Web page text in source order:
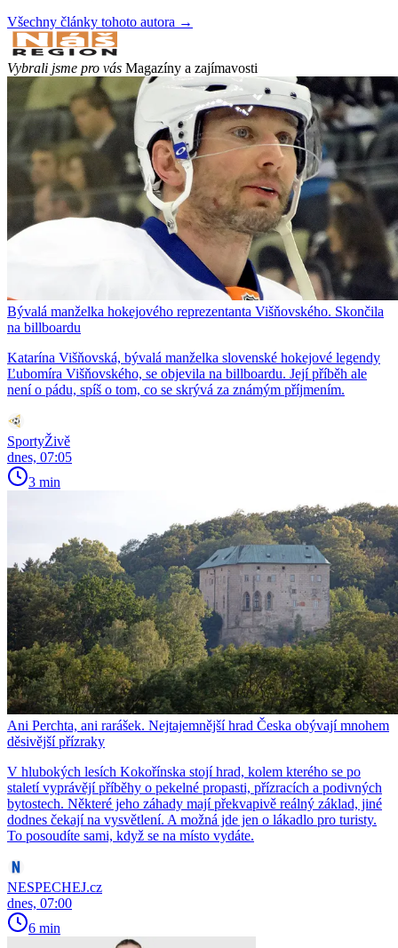
Všechny články tohoto autora →
Vybrali jsme pro vás Magazíny a zajímavosti
Bývalá manželka hokejového reprezentanta Višňovského. Skončila
na billboardu
Katarína Višňovská, bývalá manželka slovenské hokejové legendy
Ľubomíra Višňovského, se objevila na billboardu. Její příběh ale
není o pádu, spíš o tom, co se skrývá za známým příjmením.
SportyŽivě
dnes, 07:05
3 min
Ani Perchta, ani rarášek. Nejtajemnější hrad Česka obývají mnohem
děsivější přízraky
V hlubokých lesích Kokořínska stojí hrad, kolem kterého se po
staletí vyprávějí příběhy o pekelné propasti, přízracích a podivných
bytostech. Některé jeho záhady mají překvapivě reálný základ, jiné
dodnes čekají na vysvětlení. A možná jde jen o lákadlo pro turisty.
To posoudíte sami, když se na místo vydáte.
NESPECHEJ.cz
dnes, 07:00
6 min